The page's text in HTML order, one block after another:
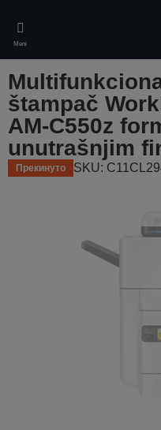
main
content
Meni
štampač
AM-C550z
unutrašnjim
Прекинуто SKU: